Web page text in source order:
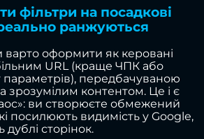
фільтри на посадкові
ранжуються
варто оформити як керовані
URL (краще ЧПК або
передбачуваною
зрозумілим контентом. Це і є
ви створюєте обмежений
посилюють видимість у Google,
сторінок.